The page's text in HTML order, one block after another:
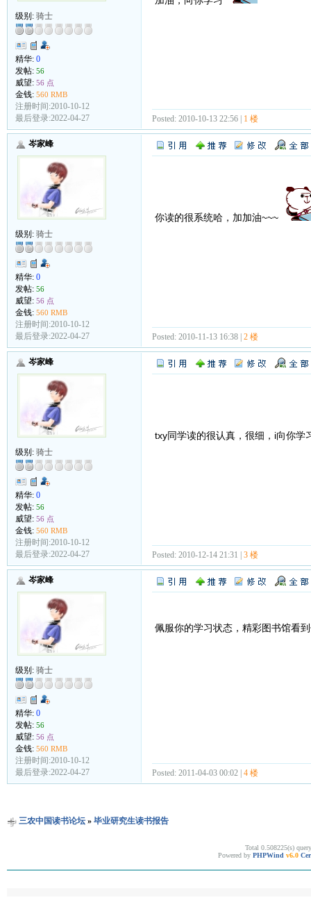
级别: 骑士
精华: 0
发帖: 56
威望: 56 点
金钱: 560 RMB
注册时间:2010-10-12
最后登录:2022-04-27
Posted: 2010-10-13 22:56 | 1 楼
岑家峰
级别: 骑士
精华: 0
发帖: 56
威望: 56 点
金钱: 560 RMB
注册时间:2010-10-12
最后登录:2022-04-27
你读的很系统哈，加加油~~~
Posted: 2010-11-13 16:38 | 2 楼
岑家峰
级别: 骑士
精华: 0
发帖: 56
威望: 56 点
金钱: 560 RMB
注册时间:2010-10-12
最后登录:2022-04-27
txy同学读的很认真，很细，i向你学
Posted: 2010-12-14 21:31 | 3 楼
岑家峰
级别: 骑士
精华: 0
发帖: 56
威望: 56 点
金钱: 560 RMB
注册时间:2010-10-12
最后登录:2022-04-27
佩服你的学习状态，精彩图书馆看
Posted: 2011-04-03 00:02 | 4 楼
三农中国读书论坛» 毕业研究生读书报告
Total 0.508225(s)
Powered by PHPWind v6.0